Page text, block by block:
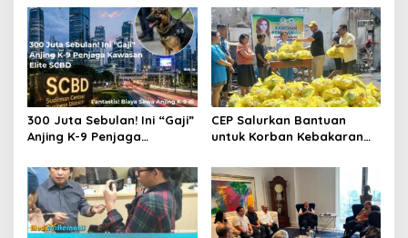
Bersih Segera
Ditindaklanjuti
yang Lolos Seleksi Pusat
‎300 Juta Sebulan! Ini “Gaji”
Anjing K-9 Penjaga
CEP Salurkan Bantuan
untuk Korban Kebakaran
bagi Warga Terdampak